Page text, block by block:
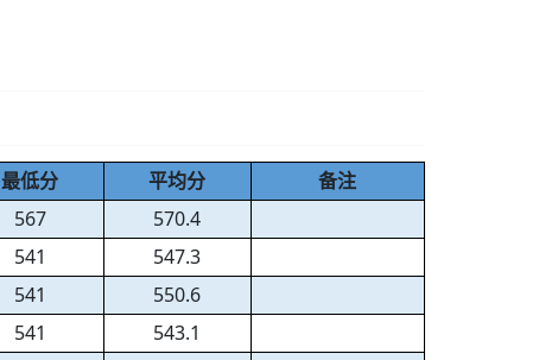
最低分 平均分 备注
567
570.4
541
547.3
541
550.6
541
543.1